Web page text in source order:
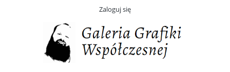
Zaloguj się